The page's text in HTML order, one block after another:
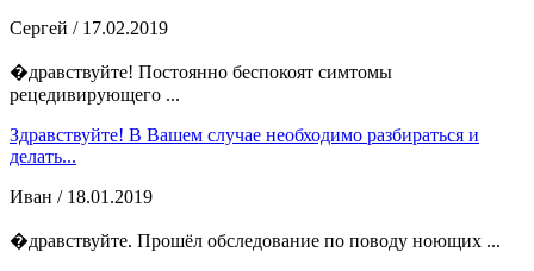
Сергей / 17.02.2019
�дравствуйте! Постоянно беспокоят симтомы
рецедивирующего ...
Здравствуйте! В Вашем случае необходимо разбираться и
делать...
Иван / 18.01.2019
�дравствуйте. Прошёл обследование по поводу ноющих ...